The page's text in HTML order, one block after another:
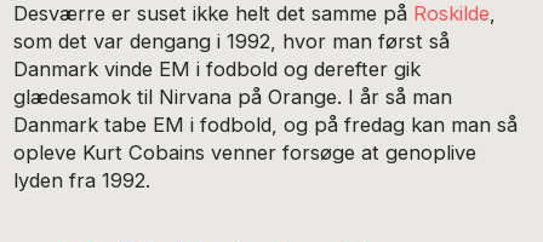
Desværre er suset ikke helt det samme på Roskilde,
som det var dengang i 1992, hvor man først så
Danmark vinde EM i fodbold og derefter gik
glædesamok til Nirvana på Orange. I år så man
Danmark tabe EM i fodbold, og på fredag kan man så
opleve Kurt Cobains venner forsøge at genoplive
lyden fra 1992.